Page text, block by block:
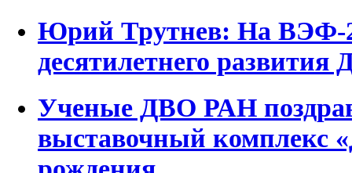
Юрий Трутнев: На ВЭФ-
десятилетнего развития
Ученые ДВО РАН
выставочный комплекс